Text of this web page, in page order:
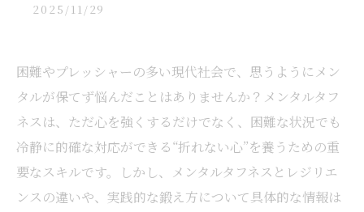
2025/11/29
困難やプレッシャーの多い現代社会で、思うようにメン
タルが保てず悩んだことはありませんか？メンタルタフ
ネスは、ただ心を強くするだけでなく、困難な状況でも
冷静に的確な対応ができる“折れない心”を養うための重
要なスキルです。しかし、メンタルタフネスとレジリエ
ンスの違いや、実践的な鍛え方について具体的な情報は